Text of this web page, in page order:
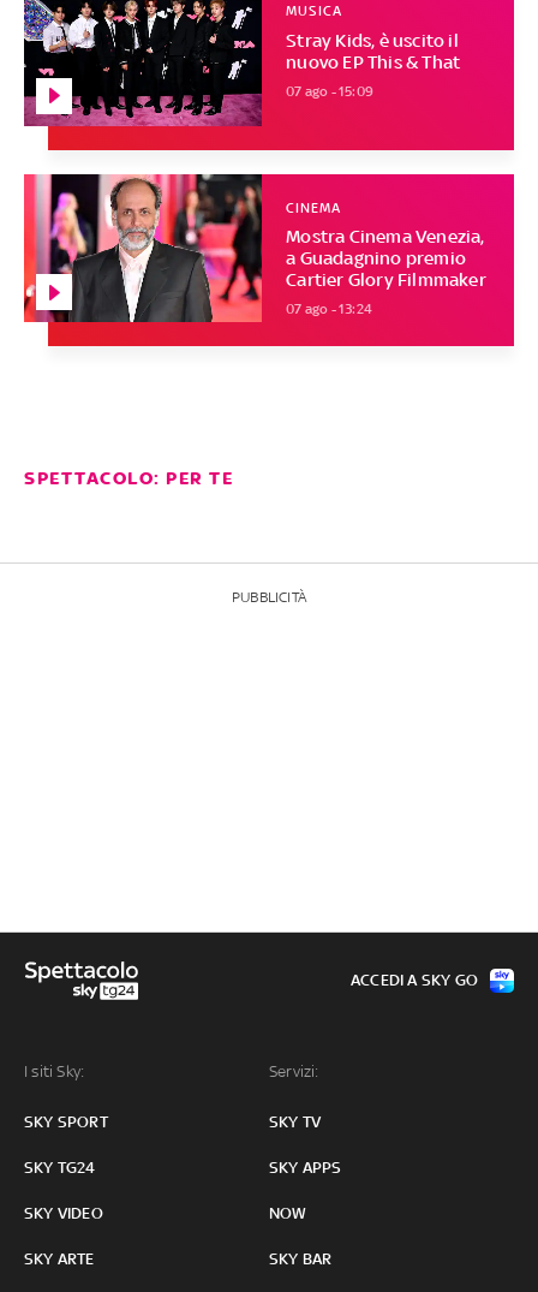
Stray Kids, è uscito il
nuovo EP This & That
MUSICA
07 ago - 15:09
Mostra Cinema Venezia,
a Guadagnino premio
Cartier Glory Filmmaker
CINEMA
07 ago - 13:24
SPETTACOLO: PER TE
PUBBLICITÀ
I siti Sky:
SKY SPORT
SKY TG24
SKY VIDEO
SKY ARTE
Servizi:
SKY TV
SKY APPS
NOW
SKY BAR
ACCEDI A SKY GO